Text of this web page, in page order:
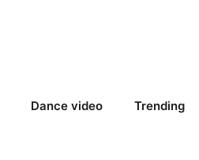
Dance video Trending